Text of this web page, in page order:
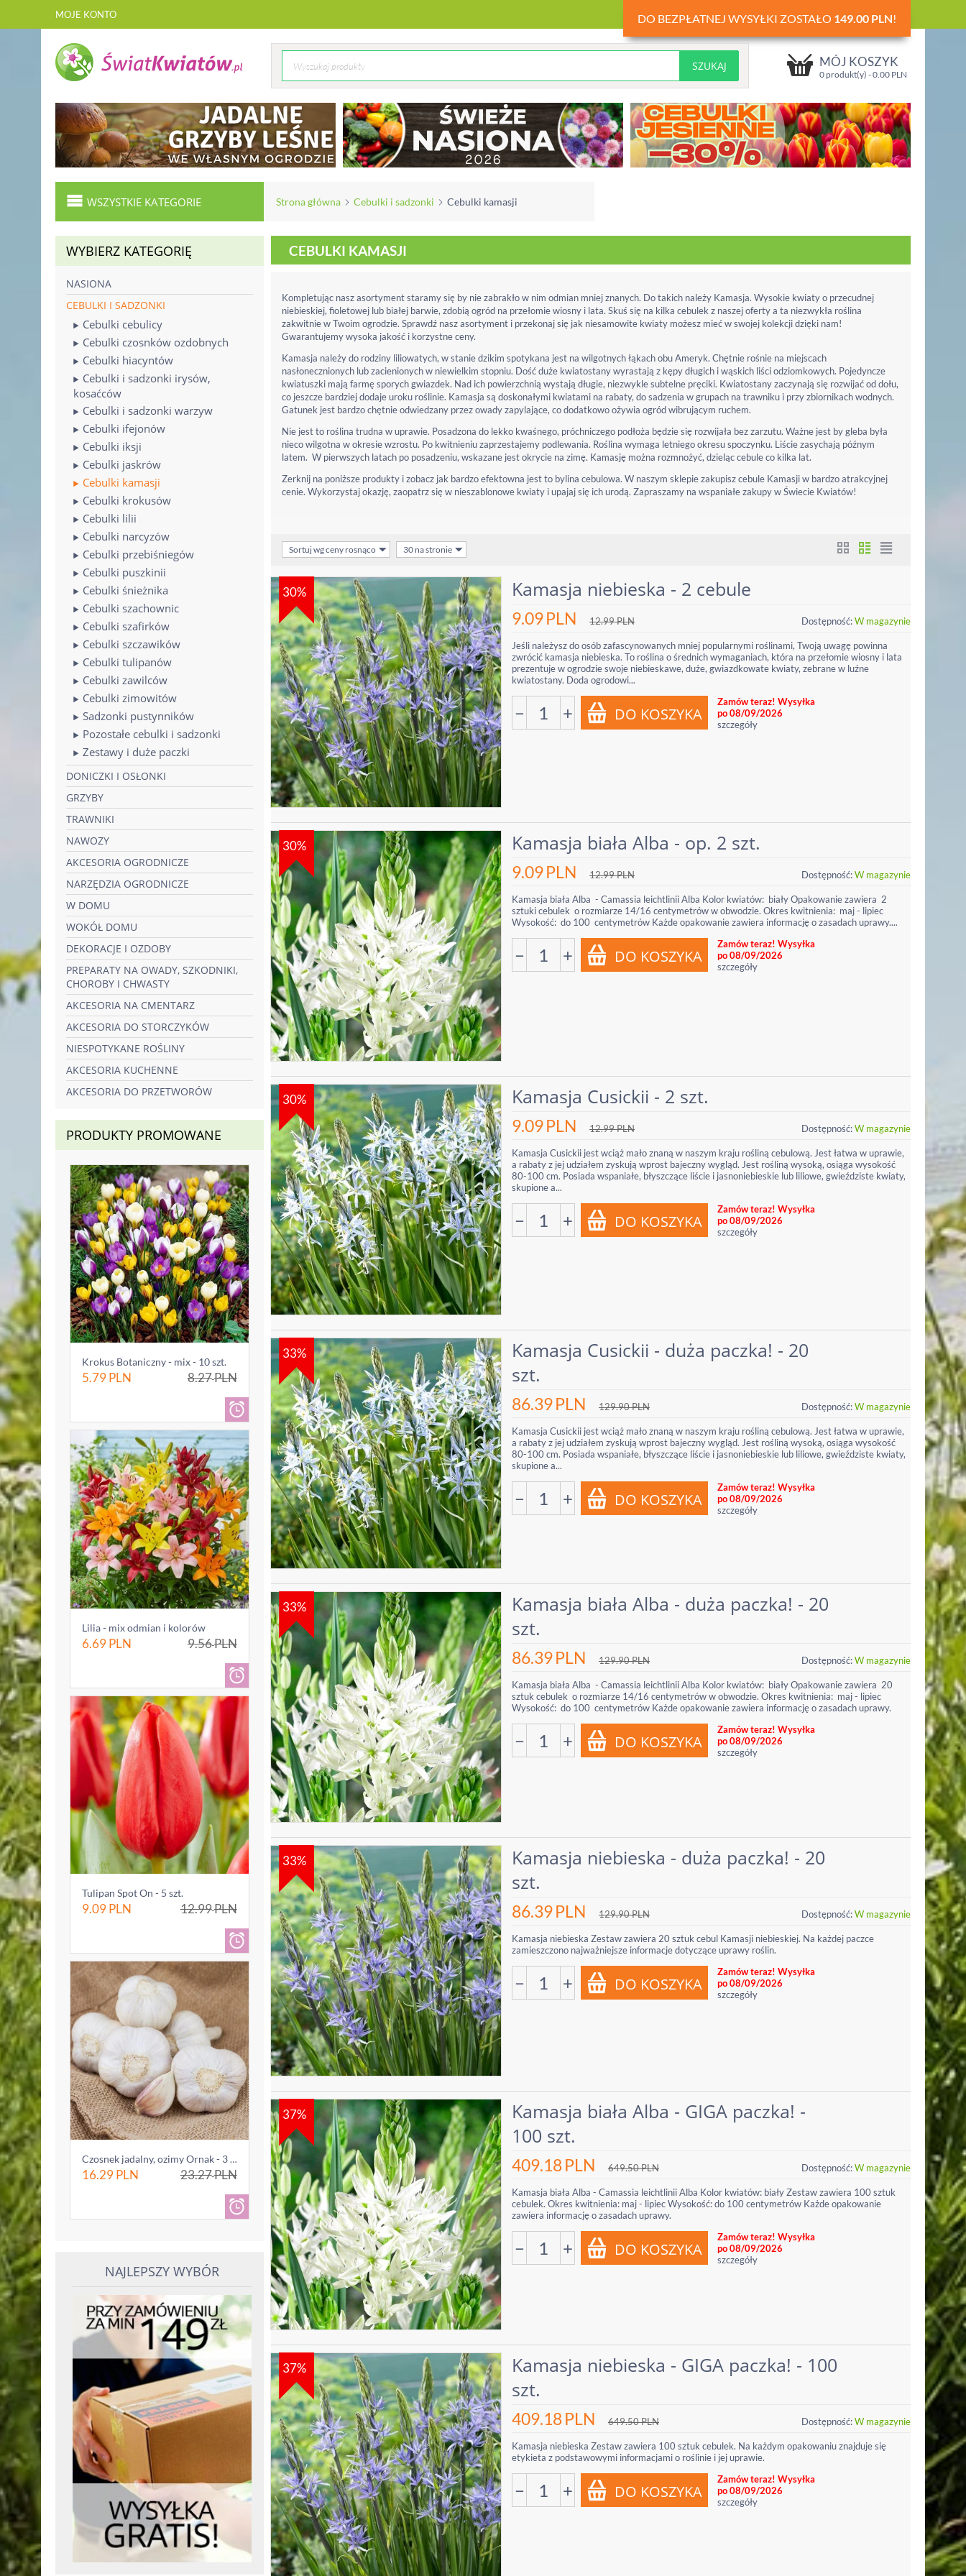
MOJE KONTO DO BEZPŁATNEJ WYSYŁKI ZOSTAŁO 149.00 PLN!
MÓJ KOSZYK
0 produkt(y) -0.00 PLN
WSZYSTKIE KATEGORIE Strona główna Cebulki i sadzonki Cebulki kamasji
WYBIERZ KATEGORIĘ
NASIONA
CEBULKI I SADZONKI
Cebulki cebulicy
Cebulki czosnków ozdobnych
Cebulki hiacyntów
Cebulki i sadzonki irysów,
kosaćców
Cebulki i sadzonki warzyw
Cebulki ifejonów
Cebulki iksji
Cebulki jaskrów
Cebulki kamasji
Cebulki krokusów
Cebulki lilii
Cebulki narcyzów
Cebulki przebiśniegów
Cebulki puszkinii
Cebulki śnieżnika
Cebulki szachownic
Cebulki szafirków
Cebulki szczawików
Cebulki tulipanów
Cebulki zawilców
Cebulki zimowitów
Sadzonki pustynników
Pozostałe cebulki i sadzonki
Zestawy i duże paczki
DONICZKI I OSŁONKI
GRZYBY
TRAWNIKI
NAWOZY
AKCESORIA OGRODNICZE
NARZĘDZIA OGRODNICZE
W DOMU
WOKÓŁ DOMU
DEKORACJE I OZDOBY
PREPARATY NA OWADY, SZKODNIKI,
CHOROBY I CHWASTY
AKCESORIA NA CMENTARZ
AKCESORIA DO STORCZYKÓW
NIESPOTYKANE ROŚLINY
AKCESORIA KUCHENNE
AKCESORIA DO PRZETWORÓW
PRODUKTY PROMOWANE
Krokus Botaniczny - mix - 10 szt.
5.79PLN 8.27PLN
Lilia - mix odmian i kolorów
6.69PLN 9.56PLN
Tulipan Spot On - 5 szt.
9.09PLN 12.99PLN
Czosnek jadalny, ozimy Ornak - 3 główki (0...
16.29PLN 23.27PLN
NAJLEPSZY WYBÓR
CEBULKI KAMASJI
Kompletując nasz asortyment staramy się by nie zabrakło w nim odmian mniej znanych. Do takich należy Kamasja. Wysokie kwiaty o przecudnej
niebieskiej, fioletowej lub białej barwie, zdobią ogród na przełomie wiosny i lata. Skuś się na kilka cebulek z naszej oferty a ta niezwykła roślina
zakwitnie w Twoim ogrodzie. Sprawdź nasz asortyment i przekonaj się jak niesamowite kwiaty możesz mieć w swojej kolekcji dzięki nam!
Gwarantujemy wysoka jakość i korzystne ceny.
Kamasja należy do rodziny liliowatych, w stanie dzikim spotykana jest na wilgotnych łąkach obu Ameryk. Chętnie rośnie na miejscach
nasłonecznionych lub zacienionych w niewielkim stopniu. Dość duże kwiatostany wyrastają z kępy długich i wąskich liści odziomkowych. Pojedyncze
kwiatuszki mają farmę sporych gwiazdek. Nad ich powierzchnią wystają długie, niezwykle subtelne pręciki. Kwiatostany zaczynają się rozwijać od dołu,
co jeszcze bardziej dodaje uroku roślinie. Kamasja są doskonałymi kwiatami na rabaty, do sadzenia w grupach na trawniku i przy zbiornikach wodnych.
Gatunek jest bardzo chętnie odwiedzany przez owady zapylające, co dodatkowo ożywia ogród wibrującym ruchem.
Nie jest to roślina trudna w uprawie. Posadzona do lekko kwaśnego, próchniczego podłoża będzie się rozwijała bez zarzutu. Ważne jest by gleba była
nieco wilgotna w okresie wzrostu. Po kwitnieniu zaprzestajemy podlewania. Roślina wymaga letniego okresu spoczynku. Liście zasychają późnym
latem. W pierwszych latach po posadzeniu, wskazane jest okrycie na zimę. Kamasję można rozmnożyć, dzieląc cebule co kilka lat.
Zerknij na poniższe produkty i zobacz jak bardzo efektowna jest to bylina cebulowa. W naszym sklepie zakupisz cebule Kamasji w bardzo atrakcyjnej
cenie. Wykorzystaj okazję, zaopatrz się w nieszablonowe kwiaty i upajaj się ich urodą. Zapraszamy na wspaniałe zakupy w Świecie Kwiatów!
Sortuj wg ceny rosnąco 30 na stronie
30% Kamasja niebieska - 2 cebule
9.09PLN 12.99PLN Dostępność:W magazynie
Jeśli należysz do osób zafascynowanych mniej popularnymi roślinami, Twoją uwagę powinna
zwrócić kamasja niebieska. To roślina o średnich wymaganiach, która na przełomie wiosny i lata
prezentuje w ogrodzie swoje niebieskawe, duże, gwiazdkowate kwiaty, zebrane w luźne
kwiatostany. Doda ogrodowi...
− +
Zamów teraz! Wysyłka
po 08/09/2026
szczegóły
30% Kamasja biała Alba - op. 2 szt.
9.09PLN 12.99PLN Dostępność:W magazynie
Kamasja biała Alba - Camassia leichtlinii Alba Kolor kwiatów: biały Opakowanie zawiera 2
sztuki cebulek o rozmiarze 14/16 centymetrów w obwodzie. Okres kwitnienia: maj - lipiec
Wysokość: do 100 centymetrów Każde opakowanie zawiera informację o zasadach uprawy....
− +
Zamów teraz! Wysyłka
po 08/09/2026
szczegóły
30% Kamasja Cusickii - 2 szt.
9.09PLN 12.99PLN Dostępność:W magazynie
Kamasja Cusickii jest wciąż mało znaną w naszym kraju rośliną cebulową. Jest łatwa w uprawie,
a rabaty z jej udziałem zyskują wprost bajeczny wygląd. Jest rośliną wysoką, osiąga wysokość
80-100 cm. Posiada wspaniałe, błyszczące liście i jasnoniebieskie lub liliowe, gwieździste kwiaty,
skupione a...
− +
Zamów teraz! Wysyłka
po 08/09/2026
szczegóły
33%
Kamasja Cusickii - duża paczka! - 20
szt.
86.39PLN 129.90PLN Dostępność:W magazynie
Kamasja Cusickii jest wciąż mało znaną w naszym kraju rośliną cebulową. Jest łatwa w uprawie,
a rabaty z jej udziałem zyskują wprost bajeczny wygląd. Jest rośliną wysoką, osiąga wysokość
80-100 cm. Posiada wspaniałe, błyszczące liście i jasnoniebieskie lub liliowe, gwieździste kwiaty,
skupione a...
− +
Zamów teraz! Wysyłka
po 08/09/2026
szczegóły
33%
Kamasja biała Alba - duża paczka! - 20
szt.
86.39PLN 129.90PLN Dostępność:W magazynie
Kamasja biała Alba - Camassia leichtlinii Alba Kolor kwiatów: biały Opakowanie zawiera 20
sztuk cebulek o rozmiarze 14/16 centymetrów w obwodzie. Okres kwitnienia: maj - lipiec
Wysokość: do 100 centymetrów Każde opakowanie zawiera informację o zasadach uprawy.
− +
Zamów teraz! Wysyłka
po 08/09/2026
szczegóły
33%
Kamasja niebieska - duża paczka! - 20
szt.
86.39PLN 129.90PLN Dostępność:W magazynie
Kamasja niebieska Zestaw zawiera 20 sztuk cebul Kamasji niebieskiej. Na każdej paczce
zamieszczono najważniejsze informacje dotyczące uprawy roślin.
− +
Zamów teraz! Wysyłka
po 08/09/2026
szczegóły
37%
Kamasja biała Alba - GIGA paczka! -
100 szt.
409.18PLN 649.50PLN Dostępność:W magazynie
Kamasja biała Alba - Camassia leichtlinii Alba Kolor kwiatów: biały Zestaw zawiera 100 sztuk
cebulek. Okres kwitnienia: maj - lipiec Wysokość: do 100 centymetrów Każde opakowanie
zawiera informację o zasadach uprawy.
− +
Zamów teraz! Wysyłka
po 08/09/2026
szczegóły
37%
Kamasja niebieska - GIGA paczka! - 100
szt.
409.18PLN 649.50PLN Dostępność:W magazynie
Kamasja niebieska Zestaw zawiera 100 sztuk cebulek. Na każdym opakowaniu znajduje się
etykieta z podstawowymi informacjami o roślinie i jej uprawie.
− +
Zamów teraz! Wysyłka
po 08/09/2026
szczegóły